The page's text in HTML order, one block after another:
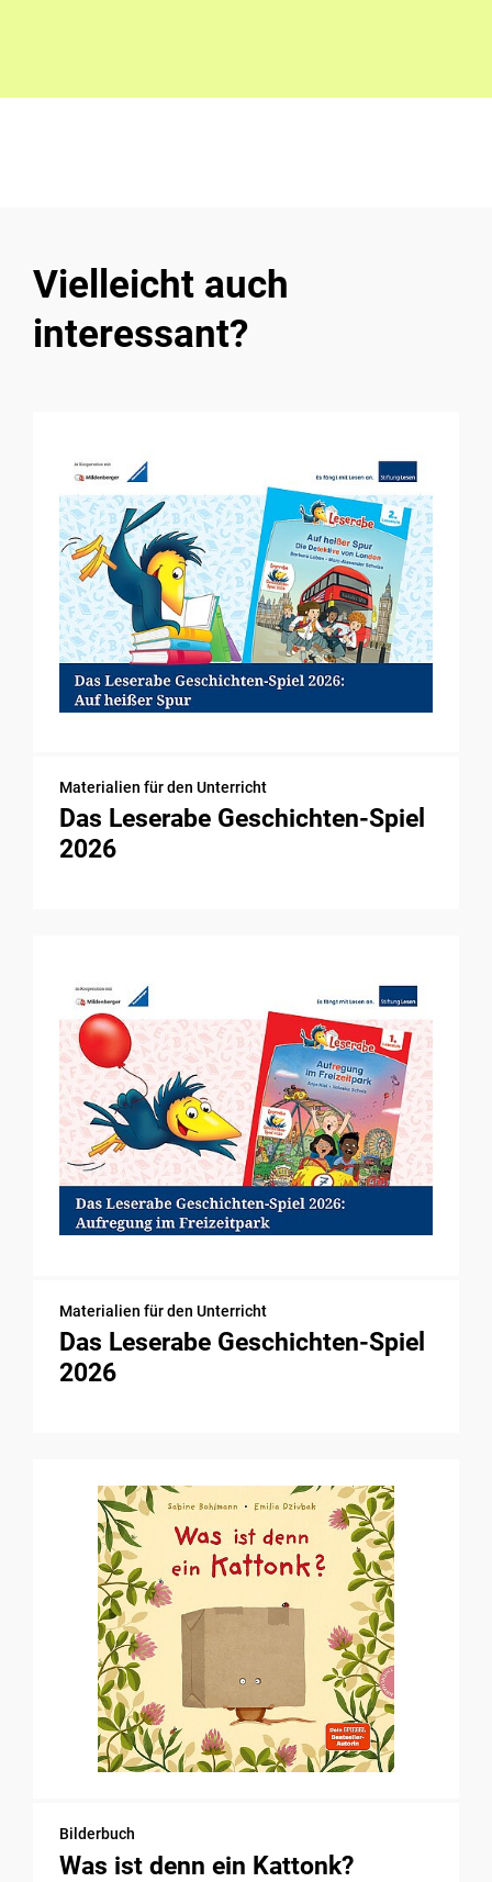
Vielleicht auch
interessant?
Materialien für den Unterricht
Das Leserabe Geschichten-Spiel
2026
Materialien für den Unterricht
Das Leserabe Geschichten-Spiel
2026
Bilderbuch
Was ist denn ein Kattonk?